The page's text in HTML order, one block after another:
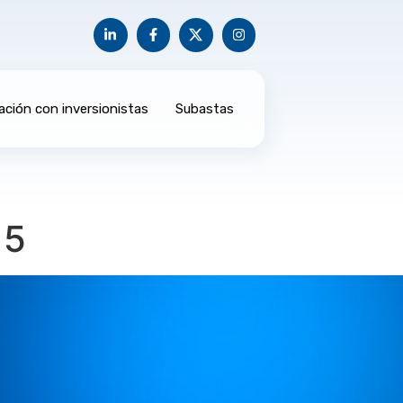
con inversionistas Subastas